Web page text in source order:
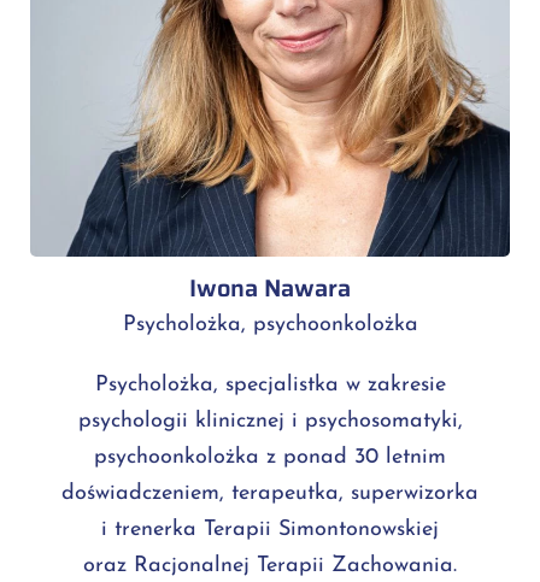
Iwona Nawara
Psycholożka, psychoonkolożka
Psycholożka, specjalistka w zakresie
psychologii klinicznej i psychosomatyki,
psychoonkolożka z ponad 30 letnim
doświadczeniem, terapeutka, superwizorka
i trenerka Terapii Simontonowskiej
oraz Racjonalnej Terapii Zachowania.